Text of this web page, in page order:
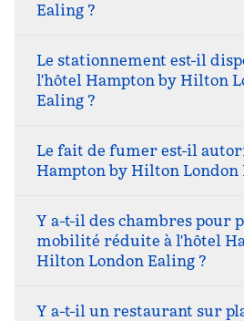
Ealing ?
Le stationnement est-il
l'hôtel Hampton by Hilton
Ealing ?
Le fait de fumer est-il
Hampton by Hilton London
Y a-t-il des chambres pour
mobilité réduite à l'hôtel
Hilton London Ealing ?
Y a-t-il un restaurant sur